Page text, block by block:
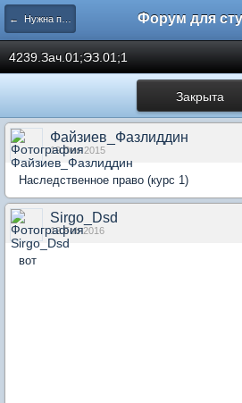
← Нужна помощь
4239.Зач.01;ЭЗ.01;1
Закрыта
Файзиев_Фазлиддин
19 Dec 2015
Наследственное право (курс 1)
Sirgo_Dsd
12 Feb 2016
вот